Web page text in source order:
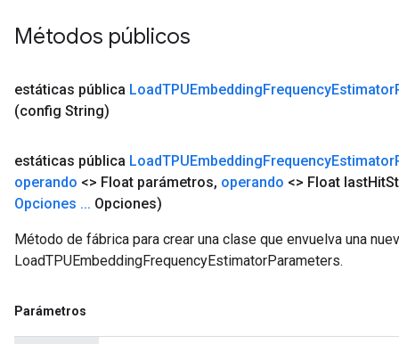
Métodos públicos
estáticas pública LoadTPUEmbeddingFrequencyEstimator
(config String)
estáticas pública LoadTPUEmbeddingFrequencyEstimator
operando <> Float parámetros, operando <> Float lastHit
Opciones ... Opciones)
Método de fábrica para crear una clase que envuelva una
LoadTPUEmbeddingFrequencyEstimatorParameters.
Parámetros